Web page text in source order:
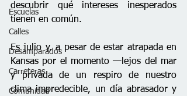
Escuelas
Calles
Desamparados
Carreteras
Comunidad
descubrir qué intereses inesperados
tienen en común.
Es julio y, a pesar de estar atrapada en
Kansas por el momento —lejos del mar
y privada de un respiro de nuestro
clima impredecible, un día abrasador y